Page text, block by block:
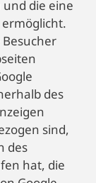
die eine
des
sind,
des
hat, die